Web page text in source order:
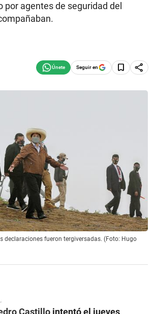
por agentes de seguridad del
Seguir en
declaraciones fueron tergiversadas. (Foto: Hugo
Castillo intentó el jueves